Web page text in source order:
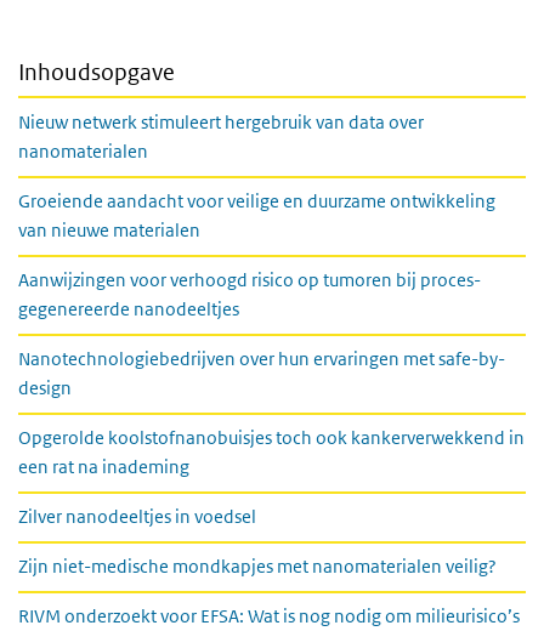
Inhoudsopgave
Nieuw netwerk stimuleert hergebruik van data over
nanomaterialen
Groeiende aandacht voor veilige en duurzame ontwikkeling
van nieuwe materialen
Aanwijzingen voor verhoogd risico op tumoren bij proces-
gegenereerde nanodeeltjes
Nanotechnologiebedrijven over hun ervaringen met safe-by-
design
Opgerolde koolstofnanobuisjes toch ook kankerverwekkend in
een rat na inademing
Zilver nanodeeltjes in voedsel
Zijn niet-medische mondkapjes met nanomaterialen veilig?
RIVM onderzoekt voor EFSA: Wat is nog nodig om milieurisico’s